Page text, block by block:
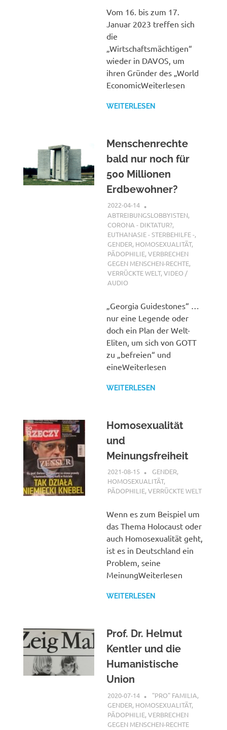
Vom 16. bis zum 17.
Januar 2023 treffen sich
die
„Wirtschaftsmächtigen“
wieder in DAVOS, um
ihren Gründer des „World
EconomicWeiterlesen
WEITERLESEN
Menschenrechte
bald nur noch für
500 Millionen
Erdbewohner?
2022-04-14
ABTREIBUNGSLOBBYISTEN,
CORONA - DIKTATUR?,
EUTHANASIE - STERBEHILFE -,
GENDER, HOMOSEXUALITÄT,
PÄDOPHILIE,VERBRECHEN
GEGEN MENSCHEN-RECHTE,
VERRÜCKTE WELT,VIDEO /
AUDIO
„Georgia Guidestones“ …
nur eine Legende oder
doch ein Plan der Welt-
Eliten, um sich von GOTT
zu „befreien“ und
eineWeiterlesen
WEITERLESEN
Homosexualität
und
Meinungsfreiheit
2021-08-15 XX
GENDER,
HOMOSEXUALITÄT,
PÄDOPHILIE,VERRÜCKTE WELT
Wenn es zum Beispiel um
das Thema Holocaust oder
auch Homosexualität geht,
ist es in Deutschland ein
Problem, seine
MeinungWeiterlesen
WEITERLESEN
Prof. Dr. Helmut
Kentler und die
Humanistische
Union
2020-07-14 XX
"PRO" FAMILIA,
GENDER, HOMOSEXUALITÄT,
PÄDOPHILIE,VERBRECHEN
GEGEN MENSCHEN-RECHTE